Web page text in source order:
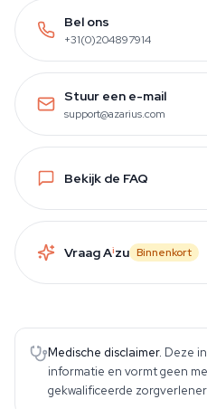
Bel ons
+31(0)204897914
Stuur een e-mail
support@azarius.com
Bekijk de FAQ
Vraag Aizu Binnenkort
Medische disclaimer. Deze
informatie en vormt geen
gekwalificeerde